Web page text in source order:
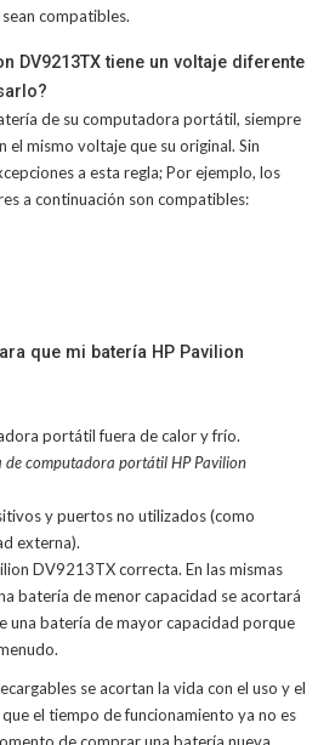
compatibles.
DV9213TX tiene un voltaje diferente
de su computadora portátil, siempre
el mismo voltaje que su original. Sin
a esta regla; Por ejemplo, los
a continuación son compatibles:
que mi batería HP Pavilion
portátil fuera de calor y frío.
de computadora portátil HP Pavilion
y puertos no utilizados (como
externa).
DV9213TX correcta. En las mismas
batería de menor capacidad se acortará
una batería de mayor capacidad porque
se acortan la vida con el uso y el
el tiempo de funcionamiento ya no es